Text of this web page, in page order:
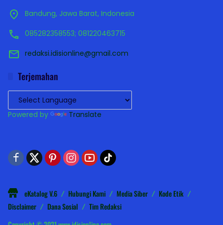
Bandung, Jawa Barat, Indonesia
085282358553; 081220463715
redaksi.idisionline@gmail.com
Terjemahan
Powered by Translate
eKatalog V.6 Hubungi Kami Media Siber
Kode Etik
Disclaimer
Dana Sosial
Tim Redaksi